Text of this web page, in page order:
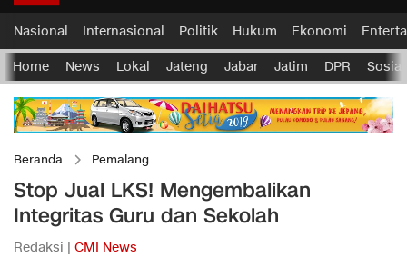
Nasional Internasional Politik Hukum Ekonomi
Home News Lokal Jateng Jabar Jatim DPR Sosial
Beranda Pemalang
Stop Jual LKS! Mengembalikan
Integritas Guru dan Sekolah
Redaksi | CMI News